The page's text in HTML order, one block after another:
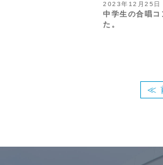
2023年12月25日
中学生の合唱コ
た。
≪